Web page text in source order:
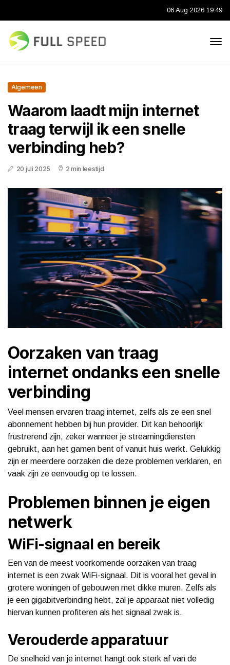
06 Aug 2026 19:49
Algemeen
Waarom laadt mijn internet
traag terwijl ik een snelle
verbinding heb?
20 juli 2025 2 min leestijd
Oorzaken van traag
internet ondanks een snelle
verbinding
Veel mensen ervaren traag internet, zelfs als ze een snel
abonnement hebben bij hun provider. Dit kan behoorlijk
frustrerend zijn, zeker wanneer je streamingdiensten
gebruikt, aan het gamen bent of vanuit huis werkt. Gelukkig
zijn er meerdere oorzaken die deze problemen verklaren, en
vaak zijn ze eenvoudig op te lossen.
Problemen binnen je eigen
netwerk
WiFi-signaal en bereik
Een van de meest voorkomende oorzaken van traag
internet is een zwak WiFi-signaal. Dit is vooral het geval in
grotere woningen of gebouwen met dikke muren. Zelfs als
je een gigabitverbinding hebt, zal je apparaat niet volledig
hiervan kunnen profiteren als het signaal zwak is.
Verouderde apparatuur
De snelheid van je internet hangt ook sterk af van de